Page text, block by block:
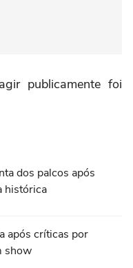
publicamente foi
dos palcos após
histórica
após críticas por
show